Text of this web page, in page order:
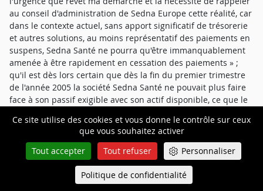
Ce site utilise des cookies et vous donne le contrôle sur ceux
que vous souhaitez activer
Tout accepter
Tout refuser Personnaliser
Politique de confidentialité
au conseil d'administration de Sedna Europe cette réalité, car
dans le contexte actuel, sans apport significatif de trésorerie
et autres solutions, au moins représentatif des paiements en
suspens, Sedna Santé ne pourra qu'être immanquablement
amenée à être rapidement en cessation des paiements » ;
qu'il est dès lors certain que dès la fin du premier trimestre
de l'année 2005 la société Sedna Santé ne pouvait plus faire
face à son passif exigible avec son actif disponible, ce que le
d'appel lorsqu'il écrit que la trésorerie était affectée en
priorité aux urgences de développement et que la situation
de l'entreprise s'est dégradée durant l'été 2005 ; que M. Gilles
Y... a donc commis une faute de gestion en déclarant l'état de
cessation des paiements le 10 janvier 2006, très au-delà du
délai de 45 jours qui lui était imparti par l'article L 631-4 du
Queue-Fair